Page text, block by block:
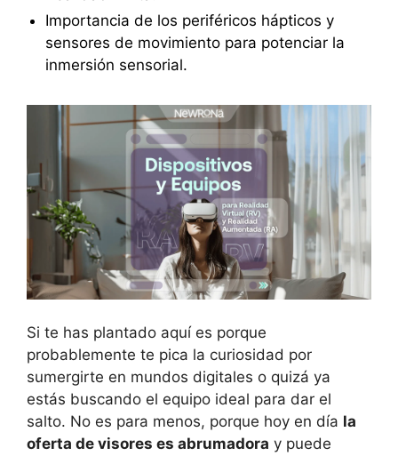
Importancia de los periféricos hápticos y
sensores de movimiento para potenciar la
inmersión sensorial.
Si te has plantado aquí es porque
probablemente te pica la curiosidad por
sumergirte en mundos digitales o quizá ya
estás buscando el equipo ideal para dar el
salto. No es para menos, porque hoy en día la
oferta de visores es abrumadora y puede